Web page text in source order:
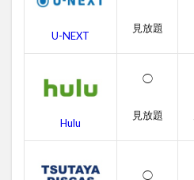
一覧
2.1
ハン
ゲー
字幕
動画
2.2
U-NEXT
見放題
Hulu
◯
見放題
◯